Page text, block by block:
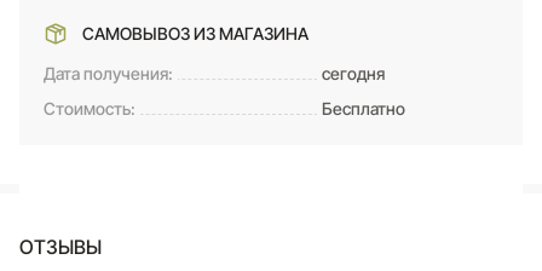
САМОВЫВОЗ ИЗ МАГАЗИНА
Дата получения:
сегодня
Стоимость:
Бесплатно
ОТЗЫВЫ